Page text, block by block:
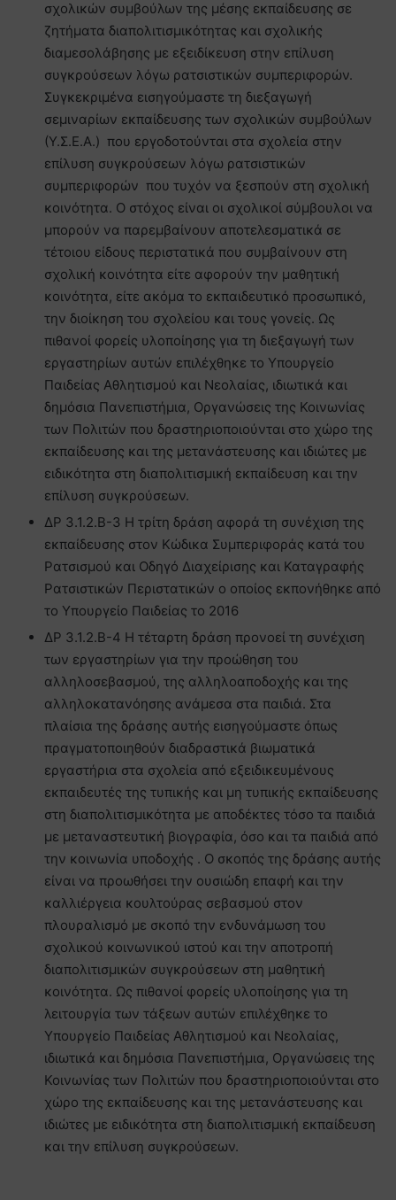
σχολικών συμβούλων της μέσης εκπαίδευσης σε
ζητήματα διαπολιτισμικότητας και σχολικής
διαμεσολάβησης με εξειδίκευση στην επίλυση
συγκρούσεων λόγω ρατσιστικών συμπεριφορών.
Συγκεκριμένα εισηγούμαστε τη διεξαγωγή
σεμιναρίων εκπαίδευσης των σχολικών συμβούλων
(Υ.Σ.Ε.Α.) που εργοδοτούνται στα σχολεία στην
επίλυση συγκρούσεων λόγω ρατσιστικών
συμπεριφορών που τυχόν να ξεσπούν στη σχολική
κοινότητα. Ο στόχος είναι οι σχολικοί σύμβουλοι να
μπορούν να παρεμβαίνουν αποτελεσματικά σε
τέτοιου είδους περιστατικά που συμβαίνουν στη
σχολική κοινότητα είτε αφορούν την μαθητική
κοινότητα, είτε ακόμα το εκπαιδευτικό προσωπικό,
την διοίκηση του σχολείου και τους γονείς. Ως
πιθανοί φορείς υλοποίησης για τη διεξαγωγή των
εργαστηρίων αυτών επιλέχθηκε το Υπουργείο
Παιδείας Αθλητισμού και Νεολαίας, ιδιωτικά και
δημόσια Πανεπιστήμια, Οργανώσεις της Κοινωνίας
των Πολιτών που δραστηριοποιούνται στο χώρο της
εκπαίδευσης και της μετανάστευσης και ιδιώτες με
ειδικότητα στη διαπολιτισμική εκπαίδευση και την
επίλυση συγκρούσεων.
ΔΡ 3.1.2.Β-3 Η τρίτη δράση αφορά τη συνέχιση της
εκπαίδευσης στον Κώδικα Συμπεριφοράς κατά του
Ρατσισμού και Οδηγό Διαχείρισης και Καταγραφής
Ρατσιστικών Περιστατικών ο οποίος εκπονήθηκε από
το Υπουργείο Παιδείας το 2016
ΔΡ 3.1.2.Β-4 Η τέταρτη δράση προνοεί τη συνέχιση
των εργαστηρίων για την προώθηση του
αλληλοσεβασμού, της αλληλοαποδοχής και της
αλληλοκατανόησης ανάμεσα στα παιδιά. Στα
πλαίσια της δράσης αυτής εισηγούμαστε όπως
πραγματοποιηθούν διαδραστικά βιωματικά
εργαστήρια στα σχολεία από εξειδικευμένους
εκπαιδευτές της τυπικής και μη τυπικής εκπαίδευσης
στη διαπολιτισμικότητα με αποδέκτες τόσο τα παιδιά
με μεταναστευτική βιογραφία, όσο και τα παιδιά από
την κοινωνία υποδοχής . Ο σκοπός της δράσης αυτής
είναι να προωθήσει την ουσιώδη επαφή και την
καλλιέργεια κουλτούρας σεβασμού στον
πλουραλισμό με σκοπό την ενδυνάμωση του
σχολικού κοινωνικού ιστού και την αποτροπή
διαπολιτισμικών συγκρούσεων στη μαθητική
κοινότητα. Ως πιθανοί φορείς υλοποίησης για τη
λειτουργία των τάξεων αυτών επιλέχθηκε το
Υπουργείο Παιδείας Αθλητισμού και Νεολαίας,
ιδιωτικά και δημόσια Πανεπιστήμια, Οργανώσεις της
Κοινωνίας των Πολιτών που δραστηριοποιούνται στο
χώρο της εκπαίδευσης και της μετανάστευσης και
ιδιώτες με ειδικότητα στη διαπολιτισμική εκπαίδευση
και την επίλυση συγκρούσεων.